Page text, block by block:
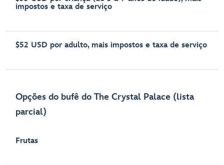
impostos e taxa de serviço
$52 USD por adulto, mais impostos e taxa de serviço
Opções do bufê do The Crystal Palace (lista
parcial)
Frutas